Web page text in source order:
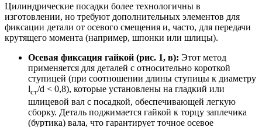
Цилиндрические посадки более технологичны в
изготовлении, но требуют дополнительных элементов для
фиксации детали от осевого смещения и, часто, для передачи
крутящего момента (например, шпонки или шлицы).
Осевая фиксация гайкой (рис. 1, в): Этот метод
применяется для деталей с относительно короткой
ступицей (при соотношении длины ступицы к диаметру
lст/d < 0,8), которые установлены на гладкий или
шлицевой вал с посадкой, обеспечивающей легкую
сборку. Деталь поджимается гайкой к торцу заплечика
(буртика) вала, что гарантирует точное осевое